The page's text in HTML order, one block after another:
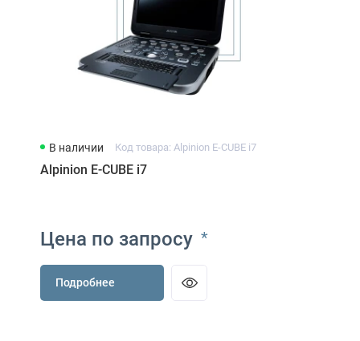
В наличии Код товара: Alpinion E-CUBE i7
Alpinion E-CUBE i7
Цена по запросу *
Подробнее